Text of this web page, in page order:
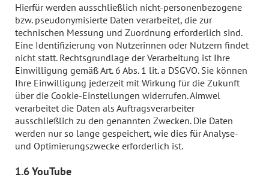
Hierfür werden ausschließlich nicht-personenbezogene
bzw. pseudonymisierte Daten verarbeitet, die zur
technischen Messung und Zuordnung erforderlich sind.
Eine Identifizierung von Nutzerinnen oder Nutzern findet
nicht statt. Rechtsgrundlage der Verarbeitung ist Ihre
Einwilligung gemäß Art. 6 Abs. 1 lit. a DSGVO. Sie können
Ihre Einwilligung jederzeit mit Wirkung für die Zukunft
über die Cookie-Einstellungen widerrufen. Aimwel
verarbeitet die Daten als Auftragsverarbeiter
ausschließlich zu den genannten Zwecken. Die Daten
werden nur so lange gespeichert, wie dies für Analyse-
und Optimierungszwecke erforderlich ist.
1.6 YouTube